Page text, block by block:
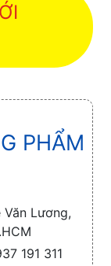
PHẨM
Lương,
191 311